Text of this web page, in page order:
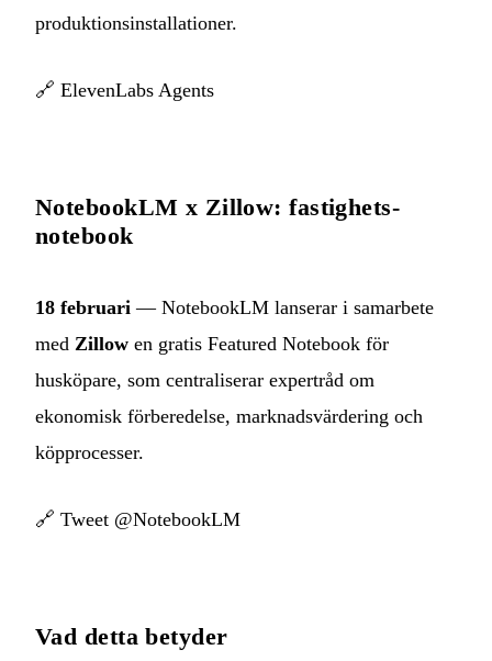
produktionsinstallationer.
🔗 ElevenLabs Agents
NotebookLM x Zillow: fastighets-
notebook
18 februari — NotebookLM lanserar i samarbete
med Zillow en gratis Featured Notebook för
husköpare, som centraliserar expertråd om
ekonomisk förberedelse, marknadsvärdering och
köpprocesser.
🔗 Tweet @NotebookLM
Vad detta betyder